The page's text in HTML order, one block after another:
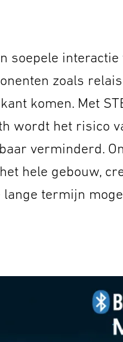
soepele
zoals
komen. Met
wordt het
verminderd.
hele gebouw,
termijn